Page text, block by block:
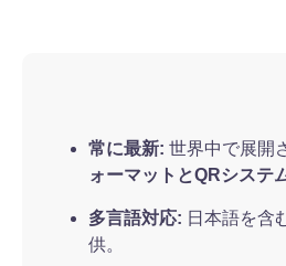
常に最新: 世界中で展開
ォーマットとQRシステ
多言語対応: 日本語を含
供。